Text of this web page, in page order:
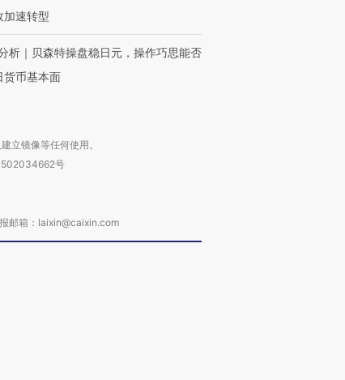
加速转型
析｜贝森特操盘稳日元，操作巧思能否
货币基本面
立镜像等任何使用。
号
邮箱：laixin@caixin.com